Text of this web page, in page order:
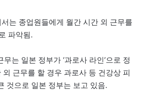
는 종업원들에게 월간 시간 외 근무를
파악됨.
는 일본 정부가 ‘과로사 라인’으로 정
근무를 할 경우 과로사 등 건강상 피
것으로 일본 정부는 보고 있음.